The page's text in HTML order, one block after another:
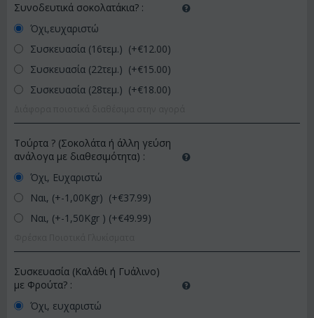
Συνοδευτικά σοκολατάκια? :
Όχι,ευχαριστώ
Συσκευασία (16τεμ.) (+€12.00)
Συσκευασία (22τεμ.) (+€15.00)
Συσκευασία (28τεμ.) (+€18.00)
Τούρτα ? (Σοκολάτα ή άλλη γεύση
ανάλογα με διαθεσιμότητα) :
Όχι, Ευχαριστώ
Ναι, (+-1,00Kgr) (+€37.99)
Ναι, (+-1,50Kgr ) (+€49.99)
Συσκευασία (Καλάθι ή Γυάλινο)
με Φρούτα? :
Όχι, ευχαριστώ